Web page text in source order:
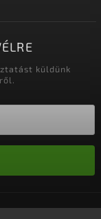
küldünk